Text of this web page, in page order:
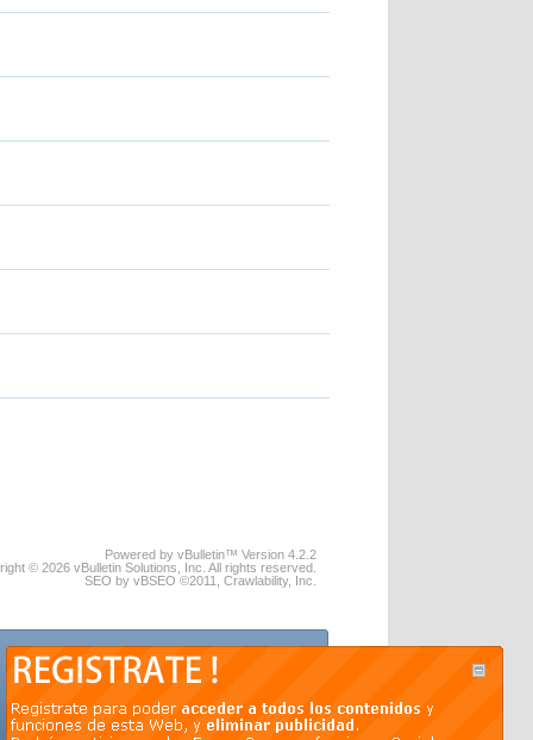
Powered by vBulletin™ Version 4.2.2
© 2026 vBulletin Solutions, Inc. All rights reserved.
SEO by vBSEO ©2011, Crawlability, Inc.